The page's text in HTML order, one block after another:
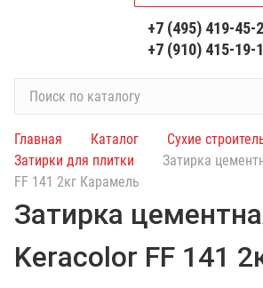
и
с
к
о
а
+7 (495) 419-45-
+7 (910) 415-19-
Главная Каталог
Сухие
Затирки для плитки
Затирка
FF 141 2кг Карамель
Затирка
Keracolor FF 141